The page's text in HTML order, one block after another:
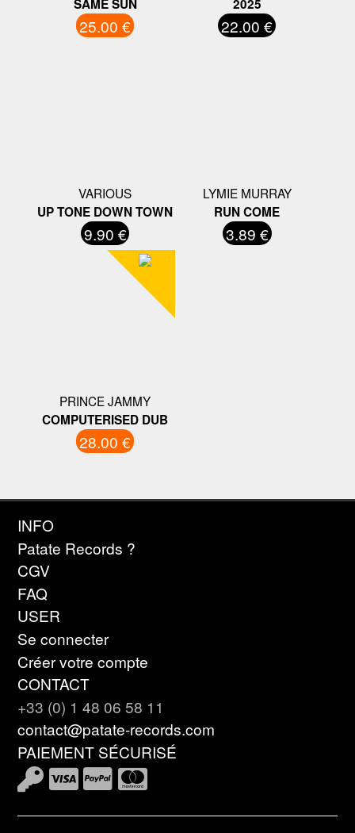
SAME SUN
25.00 €
2025
22.00 €
VARIOUS
UP TONE DOWN TOWN
9.90 €
LYMIE MURRAY
RUN COME
3.89 €
PRINCE JAMMY
COMPUTERISED DUB
28.00 €
INFO
Patate Records ?
CGV
FAQ
USER
Se connecter
Créer votre compte
CONTACT
+33 (0) 1 48 06 58 11
contact@patate-records.com
PAIEMENT SÉCURISÉ